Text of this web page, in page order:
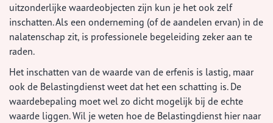
uitzonderlijke waardeobjecten zijn kun je het ook zelf
inschatten. Als een onderneming (of de aandelen ervan) in de
nalatenschap zit, is professionele begeleiding zeker aan te
raden.
Het inschatten van de waarde van de erfenis is lastig, maar
ook de Belastingdienst weet dat het een schatting is. De
waardebepaling moet wel zo dicht mogelijk bij de echte
waarde liggen. Wil je weten hoe de Belastingdienst hier naar